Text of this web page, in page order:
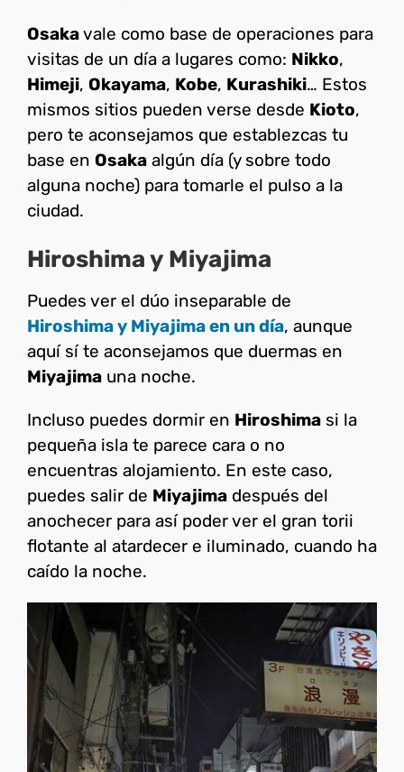
Osakavale como base de operaciones para
visitas de un día a lugares como: Nikko,
Himeji, Okayama, Kobe, Kurashiki… Estos
mismos sitios pueden verse desde Kioto,
pero te aconsejamos que establezcas tu
base en Osaka algún día (y sobre todo
alguna noche) para tomarle el pulso a la
ciudad.
Hiroshima y Miyajima
Puedes ver el dúo inseparable de
Hiroshima y Miyajima en un día, aunque
aquí sí te aconsejamos que duermas en
Miyajima una noche.
Incluso puedes dormir en Hiroshima si la
pequeña isla te parece cara o no
encuentras alojamiento. En este caso,
puedes salir de Miyajima después del
anochecer para así poder ver el gran torii
flotante al atardecer e iluminado, cuando ha
caído la noche.